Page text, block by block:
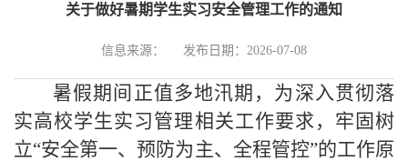
关于做好暑期学生实习安全管理工作的通知
信息来源： 发布日期：2026-07-08
暑假期间正值多地汛期 ， 为深入贯彻落
实高校学生实习管理相关工作要求，牢固树
立“安全第一、预防为主、全程管控”的工作原